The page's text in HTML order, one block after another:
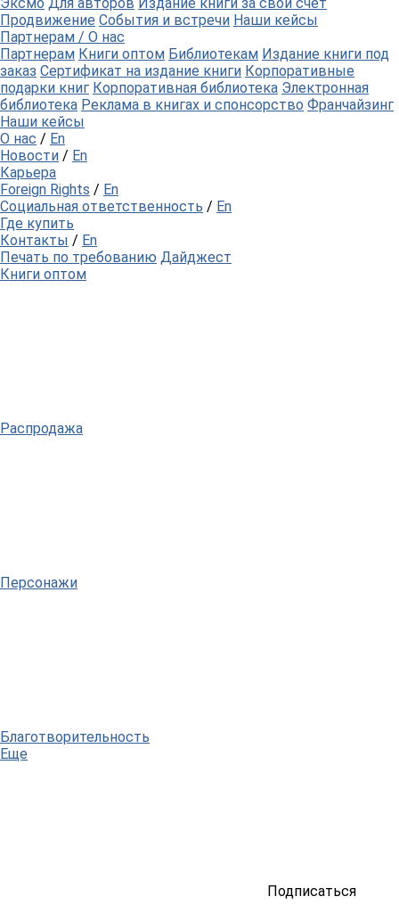
Продвижение События и встречи Наши кейсы
Партнерам / О нас
Партнерам Книги оптом Библиотекам Издание книги под
заказ Сертификат на издание книги Корпоративные
подарки книг Корпоративная библиотека Электронная
библиотека Реклама в книгах и спонсорство Франчайзинг
Наши кейсы
О нас / En
Новости / En
Карьера
Foreign Rights / En
Социальная ответственность / En
Где купить
Контакты / En
Печать по требованию Дайджест
Книги оптом
Распродажа
Персонажи
Благотворительность
Еще
Подписаться